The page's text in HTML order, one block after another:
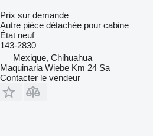
Prix sur demande
Autre pièce détachée pour cabine
État neuf
143-2830
Mexique, Chihuahua
Maquinaria Wiebe Km 24 Sa
Contacter le vendeur